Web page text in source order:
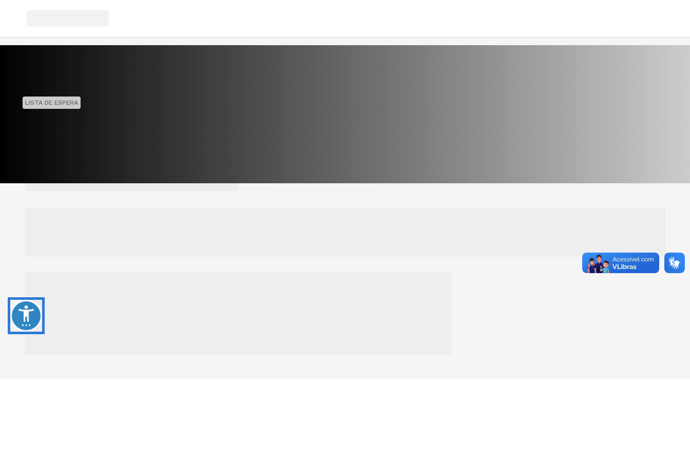
LISTA DE ESPERA